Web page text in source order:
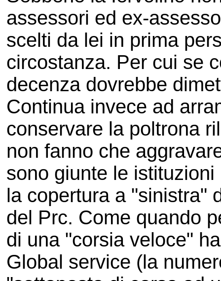
assessori ed ex-
scelti da lei in prima
circostanza. Per cui se
decenza dovrebbe
Continua invece ad
conservare la poltrona
non fanno che
sono giunte le
la copertura a "sinistra"
del Prc. Come quando
di una "corsia veloce"
Global service (la